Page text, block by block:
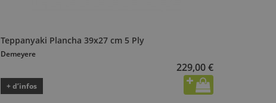
Teppanyaki Plancha 39x27 cm 5 Ply
Demeyere
229,00 €
+ d’infos